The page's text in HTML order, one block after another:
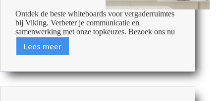
Ontdek de beste whiteboards voor vergaderruimtes
bij Viking. Verbeter je communicatie en
samenwerking met onze topkeuzes. Bezoek ons nu
Lees meer
Beste
Voor
Vergaderruimtes